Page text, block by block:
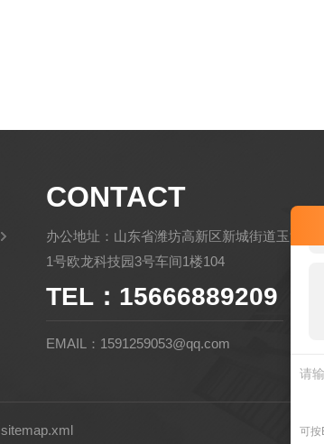
可按
CONTACT
办公地址：山东省潍坊高新区新城街道玉清社
1号欧龙科技园3号车间1楼104
TEL：15666889209
EMAIL：1591259053@qq.com
sitemap.xml